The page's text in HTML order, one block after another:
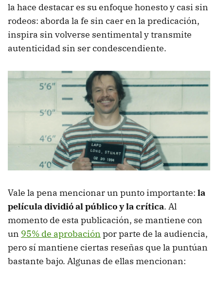
la hace destacar es su enfoque honesto y casi sin
rodeos: aborda la fe sin caer en la predicación,
inspira sin volverse sentimental y transmite
autenticidad sin ser condescendiente.
Vale la pena mencionar un punto importante: la
película dividió al público y la crítica. Al
momento de esta publicación, se mantiene con
un 95% de aprobación por parte de la audiencia,
pero sí mantiene ciertas reseñas que la puntúan
bastante bajo. Algunas de ellas mencionan: